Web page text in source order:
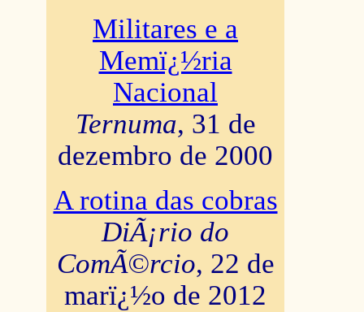
Militares e a
Memï¿½ria
Nacional
Ternuma, 31 de
dezembro de 2000
A rotina das cobras
DiÃ¡rio do
ComÃ©rcio, 22 de
marï¿½o de 2012